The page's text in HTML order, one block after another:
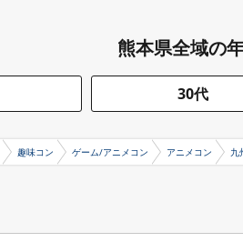
熊本県全域の
30代
趣味コン ゲーム/アニメコン アニメコン 九